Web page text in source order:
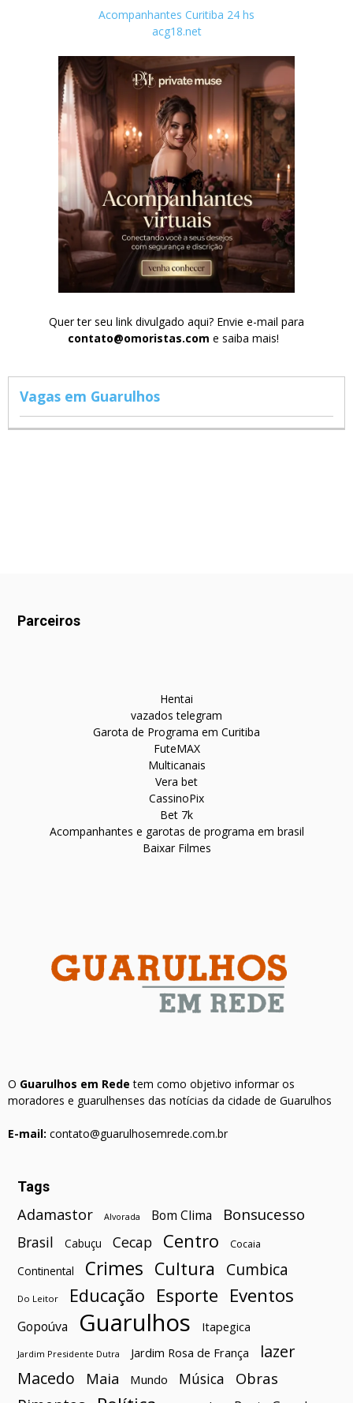
Acompanhantes Curitiba 24 hs
acg18.net
Quer ter seu link divulgado aqui? Envie e-mail para
contato@omoristas.com e saiba mais!
Vagas em Guarulhos
Parceiros
Hentai
vazados telegram
Garota de Programa em Curitiba
FuteMAX
Multicanais
Vera bet
CassinoPix
Bet 7k
Acompanhantes e garotas de programa em brasil
Baixar Filmes
O Guarulhos em Rede tem como objetivo informar os
moradores e guarulhenses das notícias da cidade de Guarulhos
E-mail: contato@guarulhosemrede.com.br
Tags
Adamastor Alvorada Bom Clima Bonsucesso
Brasil Cabuçu Cecap Centro Cocaia
Continental Crimes Cultura Cumbica
Do Leitor Educação Esporte Eventos
Gopoúva Guarulhos Itapegica
Jardim Presidente Dutra Jardim Rosa de França
lazer
Macedo
Maia Mundo Música Obras